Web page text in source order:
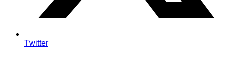
Twitter